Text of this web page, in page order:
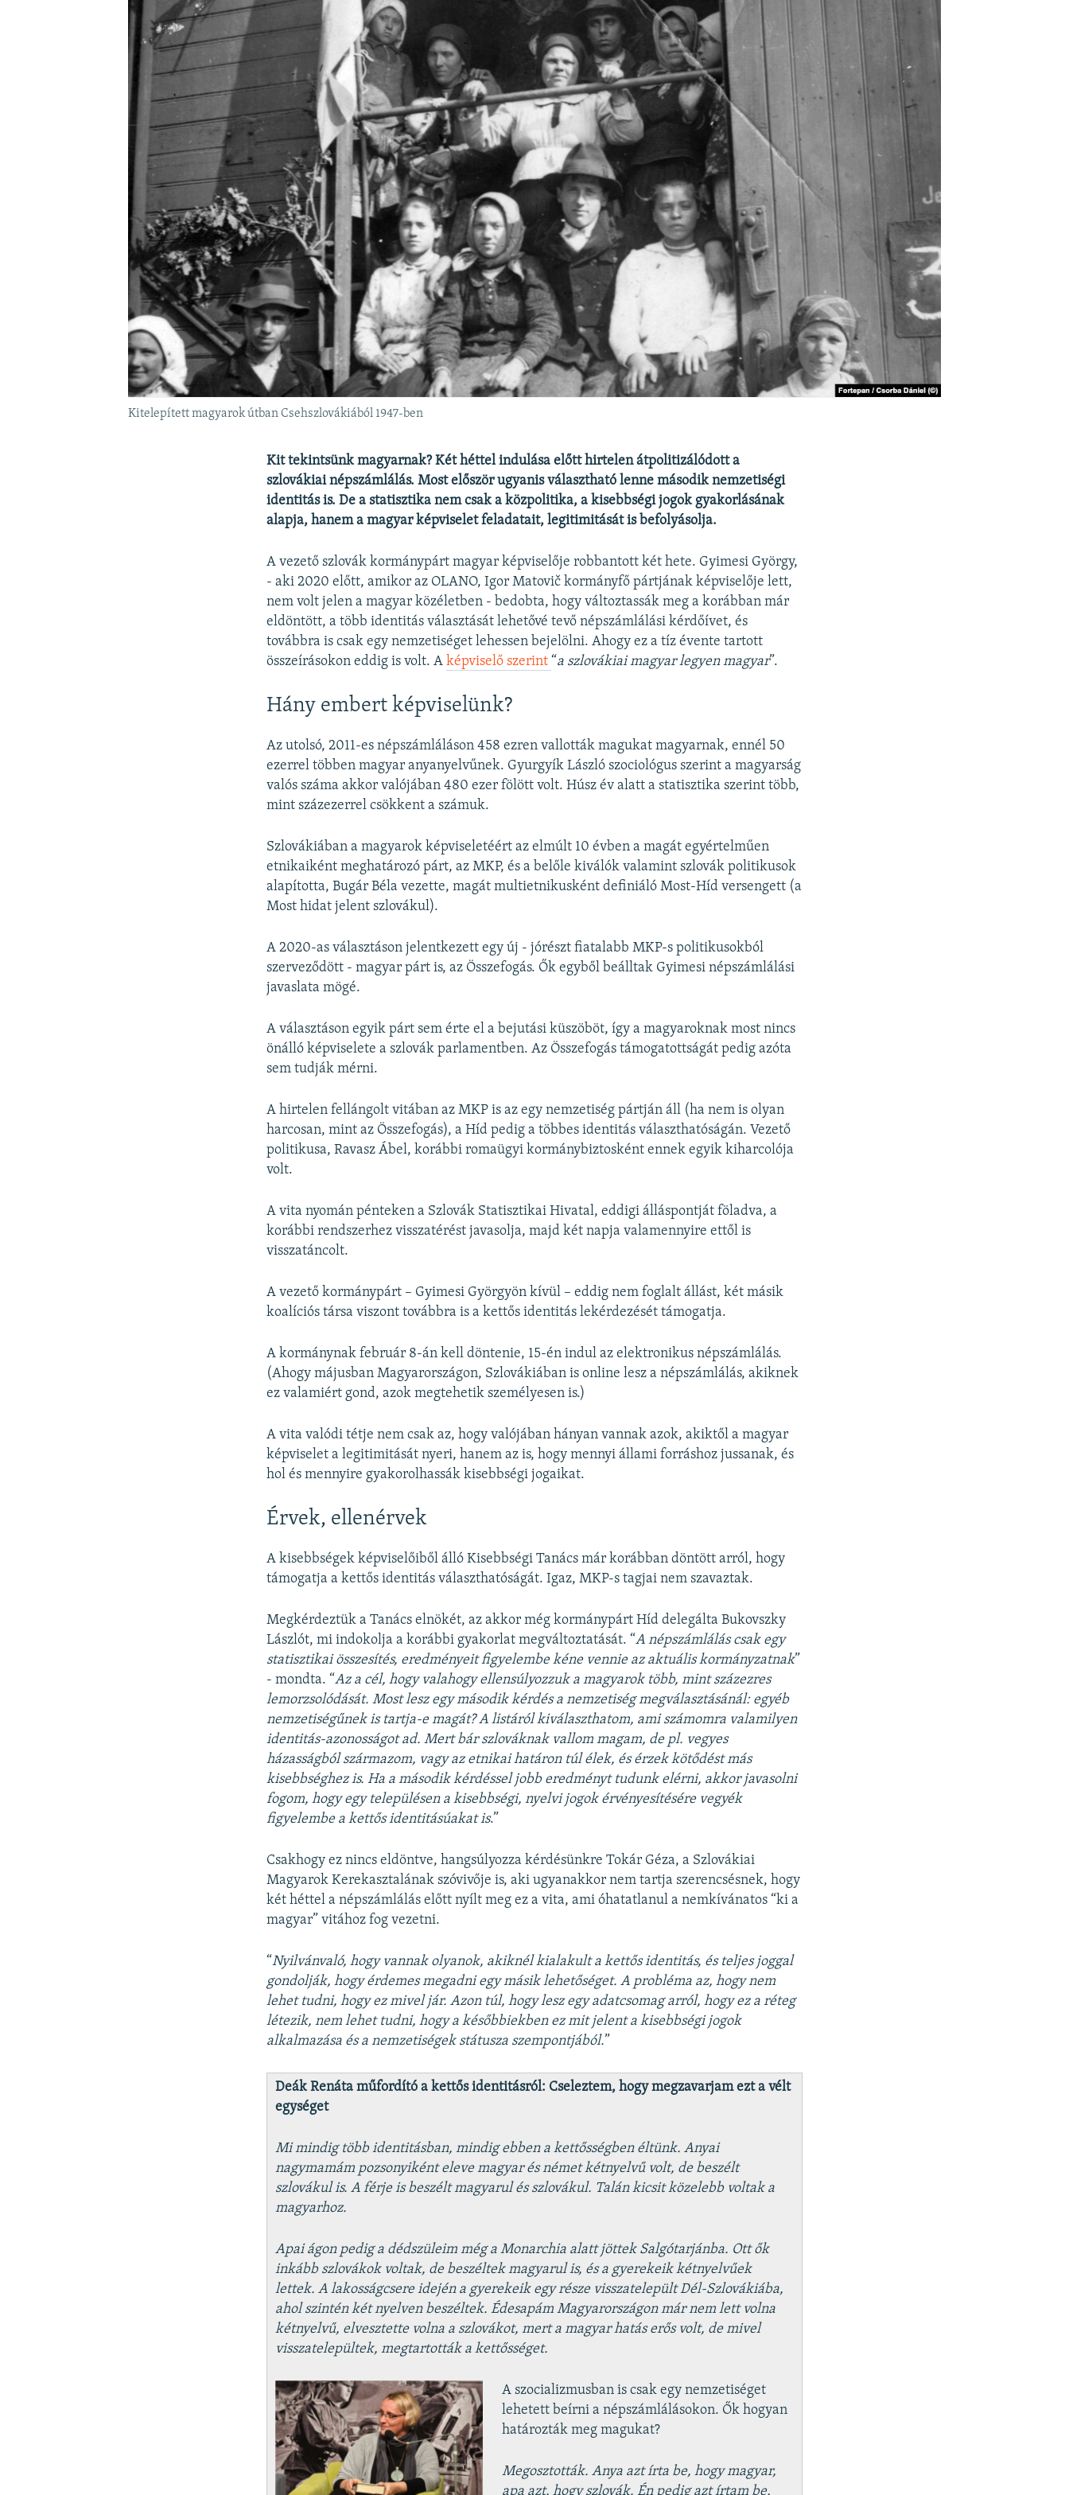
Kitelepített magyarok útban Csehszlovákiából 1947-ben
Kit tekintsünk magyarnak? Két héttel indulása előtt hirtelen átpolitizálódott a
szlovákiai népszámlálás. Most először ugyanis választható lenne második nemzetiségi
identitás is. De a statisztika nem csak a közpolitika, a kisebbségi jogok gyakorlásának
alapja, hanem a magyar képviselet feladatait, legitimitását is befolyásolja.
A vezető szlovák kormánypárt magyar képviselője robbantott két hete. Gyimesi György,
- aki 2020 előtt, amikor az OLANO, Igor Matovič kormányfő pártjának képviselője lett,
nem volt jelen a magyar közéletben - bedobta, hogy változtassák meg a korábban már
eldöntött, a több identitás választását lehetővé tevő népszámlálási kérdőívet, és
továbbra is csak egy nemzetiséget lehessen bejelölni. Ahogy ez a tíz évente tartott
összeírásokon eddig is volt. Aképviselő szerint “a szlovákiai magyar legyen magyar”.
Hány embert képviselünk?
Az utolsó, 2011-es népszámláláson 458 ezren vallották magukat magyarnak, ennél 50
ezerrel többen magyar anyanyelvűnek. Gyurgyík László szociológus szerint a magyarság
valós száma akkor valójában 480 ezer fölött volt. Húsz év alatt a statisztika szerint több,
mint százezerrel csökkent a számuk.
Szlovákiában a magyarok képviseletéért az elmúlt 10 évben a magát egyértelműen
etnikaiként meghatározó párt, az MKP, és a belőle kiválók valamint szlovák politikusok
alapította, Bugár Béla vezette, magát multietnikusként definiáló Most-Híd versengett (a
Most hidat jelent szlovákul).
A 2020-as választáson jelentkezett egy új - jórészt fiatalabb MKP-s politikusokból
szerveződött - magyar párt is, az Összefogás. Ők egyből beálltak Gyimesi népszámlálási
javaslata mögé.
A választáson egyik párt sem érte el a bejutási küszöböt, így a magyaroknak most nincs
önálló képviselete a szlovák parlamentben. Az Összefogás támogatottságát pedig azóta
sem tudják mérni.
A hirtelen fellángolt vitában az MKP is az egy nemzetiség pártján áll (ha nem is olyan
harcosan, mint az Összefogás), a Híd pedig a többes identitás választhatóságán. Vezető
politikusa, Ravasz Ábel, korábbi romaügyi kormánybiztosként ennek egyik kiharcolója
volt.
A vita nyomán pénteken a Szlovák Statisztikai Hivatal, eddigi álláspontját föladva, a
korábbi rendszerhez visszatérést javasolja, majd két napja valamennyire ettől is
visszatáncolt.
A vezető kormánypárt – Gyimesi Györgyön kívül – eddig nem foglalt állást, két másik
koalíciós társa viszont továbbra is a kettős identitás lekérdezését támogatja.
A kormánynak február 8-án kell döntenie, 15-én indul az elektronikus népszámlálás.
(Ahogy májusban Magyarországon, Szlovákiában is online lesz a népszámlálás, akiknek
ez valamiért gond, azok megtehetik személyesen is.)
A vita valódi tétje nem csak az, hogy valójában hányan vannak azok, akiktől a magyar
képviselet a legitimitását nyeri, hanem az is, hogy mennyi állami forráshoz jussanak, és
hol és mennyire gyakorolhassák kisebbségi jogaikat.
Érvek, ellenérvek
A kisebbségek képviselőiből álló Kisebbségi Tanács már korábban döntött arról, hogy
támogatja a kettős identitás választhatóságát. Igaz, MKP-s tagjai nem szavaztak.
Megkérdeztük a Tanács elnökét, az akkor még kormánypárt Híd delegálta Bukovszky
Lászlót, mi indokolja a korábbi gyakorlat megváltoztatását. “A népszámlálás csak egy
statisztikai összesítés, eredményeit figyelembe kéne vennie az aktuális kormányzatnak”
- mondta. “Az a cél, hogy valahogy ellensúlyozzuk a magyarok több, mint százezres
lemorzsolódását. Most lesz egy második kérdés a nemzetiség megválasztásánál: egyéb
nemzetiségűnek is tartja-e magát? A listáról kiválaszthatom, ami számomra valamilyen
identitás-azonosságot ad. Mert bár szlováknak vallom magam, de pl. vegyes
házasságból származom, vagy az etnikai határon túl élek, és érzek kötődést más
kisebbséghez is. Ha a második kérdéssel jobb eredményt tudunk elérni, akkor javasolni
fogom, hogy egy településen a kisebbségi, nyelvi jogok érvényesítésére vegyék
figyelembe a kettős identitásúakat is.”
Csakhogy ez nincs eldöntve, hangsúlyozza kérdésünkre Tokár Géza, a Szlovákiai
Magyarok Kerekasztalának szóvivője is, aki ugyanakkor nem tartja szerencsésnek, hogy
két héttel a népszámlálás előtt nyílt meg ez a vita, ami óhatatlanul a nemkívánatos “ki a
magyar” vitához fog vezetni.
“Nyilvánvaló, hogy vannak olyanok, akiknél kialakult a kettős identitás, és teljes joggal
gondolják, hogy érdemes megadni egy másik lehetőséget. A probléma az, hogy nem
lehet tudni, hogy ez mivel jár. Azon túl, hogy lesz egy adatcsomag arról, hogy ez a réteg
létezik, nem lehet tudni, hogy a későbbiekben ez mit jelent a kisebbségi jogok
alkalmazása és a nemzetiségek státusza szempontjából.”
Deák Renáta műfordító a kettős identitásról: Cseleztem, hogy megzavarjam ezt a vélt
egységet
Mi mindig több identitásban, mindig ebben a kettősségben éltünk. Anyai
nagymamám pozsonyiként eleve magyar és német kétnyelvű volt, de beszélt
szlovákul is. A férje is beszélt magyarul és szlovákul. Talán kicsit közelebb voltak a
magyarhoz.
Apai ágon pedig a dédszüleim még a Monarchia alatt jöttek Salgótarjánba. Ott ők
inkább szlovákok voltak, de beszéltek magyarul is, és a gyerekeik kétnyelvűek
lettek. A lakosságcsere idején a gyerekeik egy része visszatelepült Dél-Szlovákiába,
ahol szintén két nyelven beszéltek. Édesapám Magyarországon már nem lett volna
kétnyelvű, elvesztette volna a szlovákot, mert a magyar hatás erős volt, de mivel
visszatelepültek, megtartották a kettősséget.
A szocializmusban is csak egy nemzetiséget
lehetett beírni a népszámlálásokon. Ők hogyan
határozták meg magukat?
Megosztották. Anya azt írta be, hogy magyar,
apa azt, hogy szlovák. Én pedig azt írtam be,